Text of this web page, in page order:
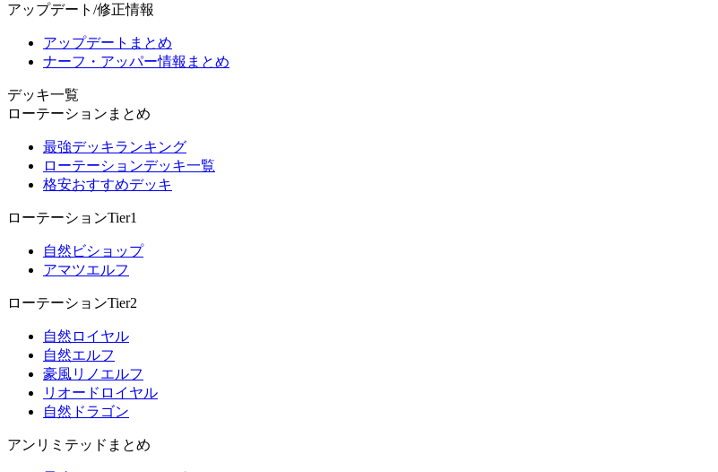
アップデート/修正情報
アップデートまとめ
ナーフ・アッパー情報まとめ
デッキ一覧
ローテーションまとめ
最強デッキランキング
ローテーションデッキ一覧
格安おすすめデッキ
ローテーションTier1
自然ビショップ
アマツエルフ
ローテーションTier2
自然ロイヤル
自然エルフ
豪風リノエルフ
リオードロイヤル
自然ドラゴン
アンリミテッドまとめ